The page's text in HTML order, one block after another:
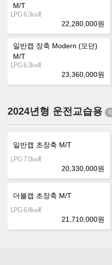
M/T
LPG 6.3㎞/ℓ
22,280,000원
일반캡 장축 Modern (모던)
M/T
LPG 6.3㎞/ℓ
23,360,000원
2024년형 운전교습용
일반캡 초장축 M/T
LPG 7.0㎞/ℓ
20,330,000원
더블캡 초장축 M/T
LPG 6.8㎞/ℓ
21,710,000원